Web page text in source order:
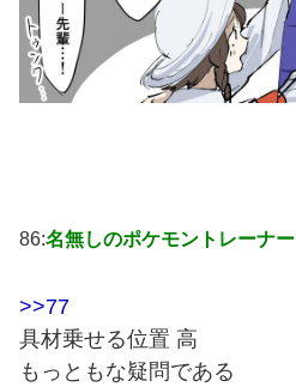
86:名無しのポケモントレーナー
>>77
具材乗せる位置 高
もっともな疑問である